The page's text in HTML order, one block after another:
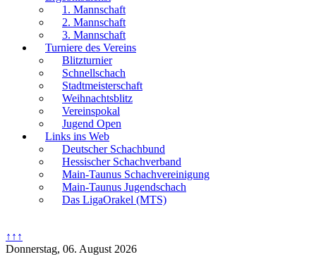
1. Mannschaft
2. Mannschaft
3. Mannschaft
Turniere des Vereins
Blitzturnier
Schnellschach
Stadtmeisterschaft
Weihnachtsblitz
Vereinspokal
Jugend Open
Links ins Web
Deutscher Schachbund
Hessischer Schachverband
Main-Taunus Schachvereinigung
Main-Taunus Jugendschach
Das LigaOrakel (MTS)
↑↑↑
Donnerstag, 06. August 2026